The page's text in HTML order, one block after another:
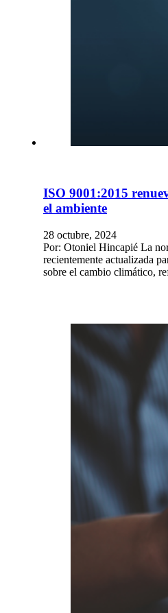
ISO 9001:2015
el ambiente
28 octubre, 2024
Por: Otoniel Hincapié La
recientemente actualizada
sobre el cambio climático,